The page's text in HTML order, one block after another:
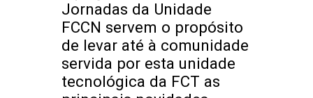
Jornadas da Unidade
FCCN servem o propósito
de levar até à comunidade
servida por esta unidade
tecnológica da FCT as